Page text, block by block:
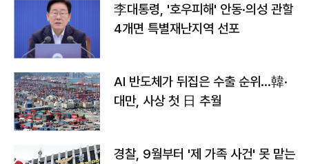
李대통령, '호우피해' 안동·의성 관할
4개면 특별재난지역 선포
AI 반도체가 뒤집은 수출 순위…韓·
대만, 사상 첫 日 추월
경찰, 9월부터 '제 가족 사건' 못 맡는